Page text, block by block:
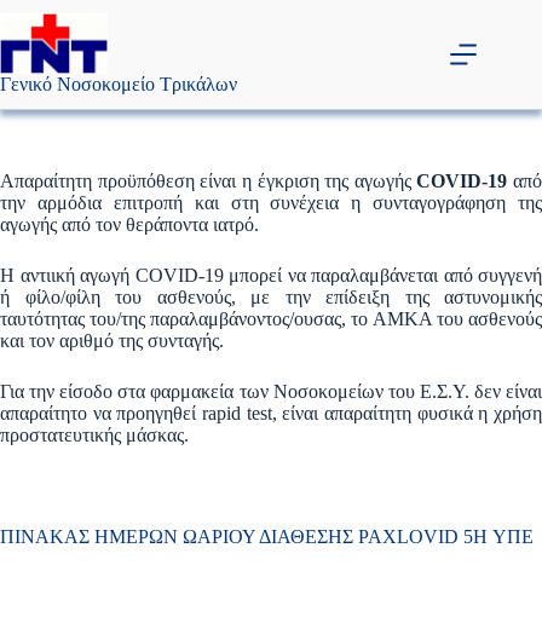
Μετάβαση
περιεχόμενο
Γενικό Νοσοκομείο Τρικάλων
Απαραίτητη προϋπόθεση είναι η έγκριση της αγωγήςCOVID-19 από
την αρμόδια επιτροπή και στη συνέχεια η συνταγογράφηση της
αγωγής από τον θεράποντα ιατρό.
Η αντιική αγωγή COVID-19 μπορεί να παραλαμβάνεται από συγγενή
ή φίλο/φίλη του ασθενούς, με την επίδειξη της αστυνομικής
ταυτότητας του/της παραλαμβάνοντος/ουσας, το ΑΜΚΑ του ασθενούς
και τον αριθμό της συνταγής.
Για την είσοδο στα φαρμακεία των Νοσοκομείων του Ε.Σ.Υ. δεν είναι
απαραίτητο να προηγηθεί rapid test, είναι απαραίτητη φυσικά η χρήση
προστατευτικής μάσκας.
ΠΙΝΑΚΑΣ ΗΜΕΡΩΝ ΩΑΡΙΟΥ ΔΙΑΘΕΣΗΣ PAXLOVID 5H ΥΠΕ